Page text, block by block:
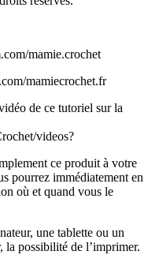
mamie.crochet
mamiecrochet.fr
de ce tutoriel sur la
videos?
ce produit à votre
pourrez immédiatement en
où et quand vous le
une tablette ou un
la possibilité de l’imprimer.